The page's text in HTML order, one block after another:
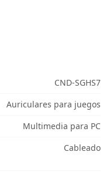
CND-SGHS7
Auriculares para juegos
Multimedia para PC
Cableado